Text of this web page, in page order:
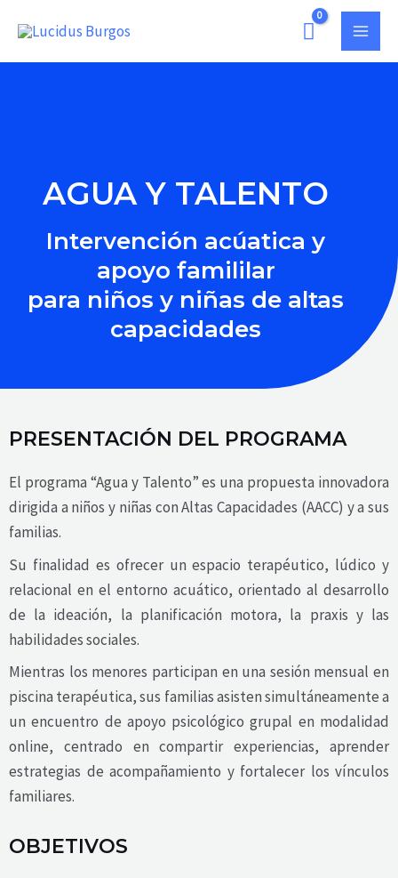
contenido
AGUA Y TALENTO
Intervención acúatica y
apoyo famililar
para niños y niñas de altas
capacidades
PRESENTACIÓN DEL PROGRAMA
El programa “Agua y Talento” es una propuesta innovadora
dirigida a niños y niñas con Altas Capacidades (AACC) y a sus
familias.
Su finalidad es ofrecer un espacio terapéutico, lúdico y
relacional en el entorno acuático, orientado al desarrollo
de la ideación, la planificación motora, la praxis y las
habilidades sociales.
Mientras los menores participan en una sesión mensual en
piscina terapéutica, sus familias asisten simultáneamente a
un encuentro de apoyo psicológico grupal en modalidad
online, centrado en compartir experiencias, aprender
estrategias de acompañamiento y fortalecer los vínculos
familiares.
OBJETIVOS